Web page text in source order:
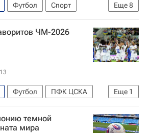
Еще8
Футбол
Спорт
Гаити
ЧМ по футболу 2026
Реал Мадрид
ЧМ-2026
Еще 1
Футбол
ПФК ЦСКА
темной
мира